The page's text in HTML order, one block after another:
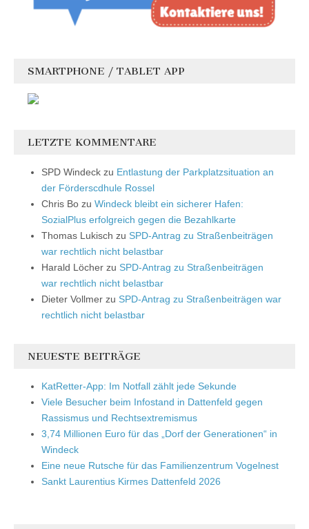
SMARTPHONE / TABLET APP
LETZTE KOMMENTARE
SPD Windeck zu Entlastung der Parkplatzsituation an
der Förderscdhule Rossel
Chris Bo zu Windeck bleibt ein sicherer Hafen:
SozialPlus erfolgreich gegen die Bezahlkarte
Thomas Lukisch zu SPD-Antrag zu Straßenbeiträgen
war rechtlich nicht belastbar
Harald Löcher zu SPD-Antrag zu Straßenbeiträgen
war rechtlich nicht belastbar
Dieter Vollmer zu SPD-Antrag zu Straßenbeiträgen war
rechtlich nicht belastbar
NEUESTE BEITRÄGE
KatRetter-App: Im Notfall zählt jede Sekunde
Viele Besucher beim Infostand in Dattenfeld gegen
Rassismus und Rechtsextremismus
3,74 Millionen Euro für das „Dorf der Generationen“ in
Windeck
Eine neue Rutsche für das Familienzentrum Vogelnest
Sankt Laurentius Kirmes Dattenfeld 2026